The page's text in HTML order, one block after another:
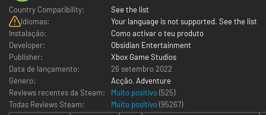
Country Compatibility:
See the list
Idiomas:
Your language is not supported. See the list
Instalação:
Como activar o teu produto
Developer:
Obsidian Entertainment
Publisher:
Xbox Game Studios
Data de lançamento:
26 setembro 2022
Género:
Acção, Adventure
Reviews recentes da Steam:
Muito positivo(525)
Todas Reviews Steam:
Muito positivo(95267)